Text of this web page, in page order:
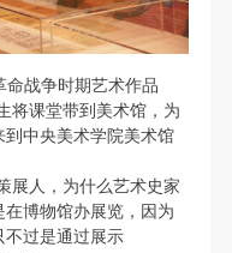
战争时期艺术作品
将课堂带到美术馆，为
中央美术学院美术馆
展人，为什么艺术史家
博物馆办展览，因为
过是通过展示
出、风险与责任自
应有必要的风险意
共和国的相关法
德规范，并应该具
出、风险与责任自
应有必要的风险意
共和国的相关法
德规范，并应该具
出、风险与责任自
应有必要的风险意
共和国的相关法
德规范，并应该具